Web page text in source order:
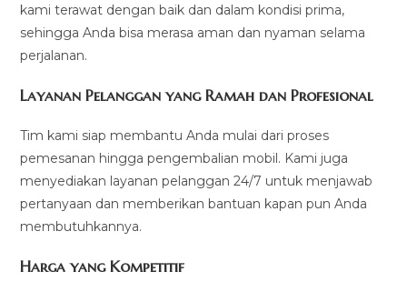
kami terawat dengan baik dan dalam kondisi prima,
sehingga Anda bisa merasa aman dan nyaman selama
perjalanan.
Layanan Pelanggan yang Ramah dan Profesional
Tim kami siap membantu Anda mulai dari proses
pemesanan hingga pengembalian mobil. Kami juga
menyediakan layanan pelanggan 24/7 untuk menjawab
pertanyaan dan memberikan bantuan kapan pun Anda
membutuhkannya.
Harga yang Kompetitif